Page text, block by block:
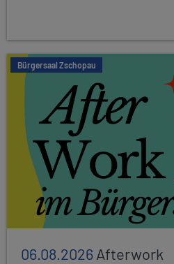
Bürgersaal Zschopau
06.08.2026Afterwork